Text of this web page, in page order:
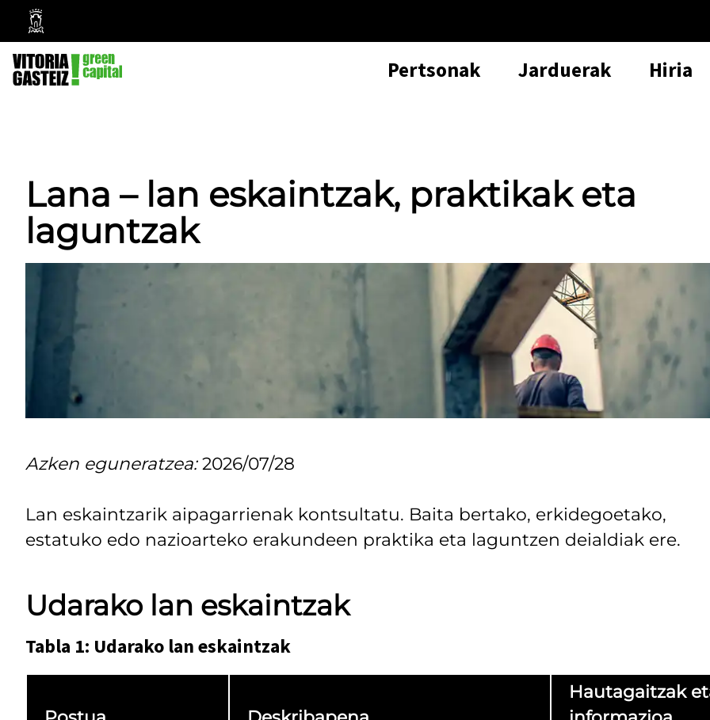
Vitoria-
Gasteizko
Udala
Pertsonak Jarduerak Hiria
Lana – lan eskaintzak, praktikak eta
laguntzak
Azken eguneratzea:2026/07/28
Lan eskaintzarik aipagarrienak kontsultatu. Baita bertako, erkidegoetako,
estatuko edo nazioarteko erakundeen praktika eta laguntzen deialdiak ere.
Udarako lan eskaintzak
Tabla 1: Udarako lan eskaintzak
Hautagaitzak